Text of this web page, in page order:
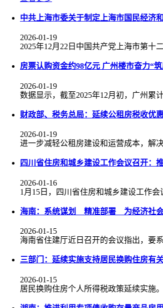
中共上海市委关于制定上海市国民经济
2026-01-19
2025年12月22日中国共产党上海市第十
房票认购资金约98亿元 广州楼市奋力“
2026-01-19
数据显示，截至2025年12月初，广州累
财政部、税务总局：延续公租房税收优
2026-01-19
进一步减轻公租房建设和运营成本，解
四川省住房和城乡建设工作会议召开：
2026-01-16
1月15日，四川省住房和城乡建设工作会
海南：系统谋划 精准部署 为经济社
2026-01-15
海南省住建厅近日召开的会议指出，要
三部门：延续实施支持居民换购住房有
2026-01-15
居民换购住房个人所得税政策延续实施。